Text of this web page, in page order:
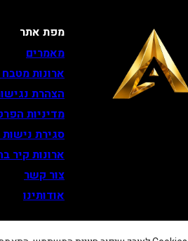
מפת אתר
מאמרים
ארונות
הצהרת
מדיניות
סגירת
ארונות קיר
צור קשר
אודותינו